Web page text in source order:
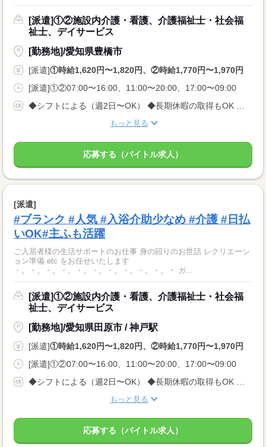
[派遣]①②施設内介護・看護、介護福祉士・社会福
祉士、デイサービス
[勤務地]/愛知県豊橋市
[派遣]①時給1,620円〜1,820円、②時給1,770円〜1,970円
[派遣]①②07:00〜16:00、11:00〜20:00、17:00〜09:00
◆シフトによる（週2日〜OK） ◆長期休暇の取得もOK 勤務曜日、休み希望はお気軽にご相談ください やむを得ない急なお休みにも理解のある職場です
もっと見る
応募する（バイトル求人）
[派遣]
#ブランク #人気 #入浴介助少なめ #介護 #日払
いOK#主ふも活躍
ご入居者様の生活サポートのお仕事 身の回りのお世話 レクリエーシ
ョン準備 etc をお任せいたします
・。・。・。・。・。・。・。・。・。・。・ ガ...
[派遣]①②施設内介護・看護、介護福祉士・社会福
祉士、デイサービス
[勤務地]/愛知県田原市 / 神戸駅
[派遣]①時給1,620円〜1,820円、②時給1,770円〜1,970円
[派遣]①②07:00〜16:00、11:00〜20:00、17:00〜09:00
◆シフトによる（週2日〜OK） ◆長期休暇の取得もOK 勤務曜日、休み希望はお気軽にご相談ください やむを得ない急なお休みにも理解のある職場です
もっと見る
応募する（バイトル求人）